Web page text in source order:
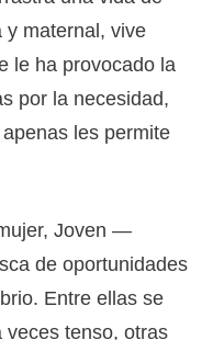
y maternal, vive
le ha provocado la
por la necesidad,
les permite
Joven —
de oportunidades
Entre ellas se
veces tenso, otras